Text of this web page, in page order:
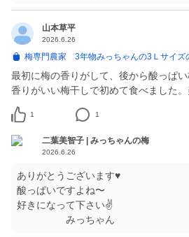
山本草平
2026.6.26
梅専門農家 3年物みっちゃんの3Ｌサイズ
最初に梅の香りがして、後から酸っぱ
香りがいい梅干しで初めて食べました
1 1
二葉美智子 | みっちゃんの梅
2026.6.26
ありがとうございます♥
酸っぱいですよね〜
好きになって下さい✌
みっちゃん